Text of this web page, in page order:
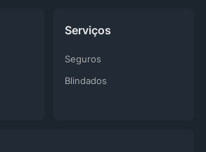
Serviços
Seguros
Blindados